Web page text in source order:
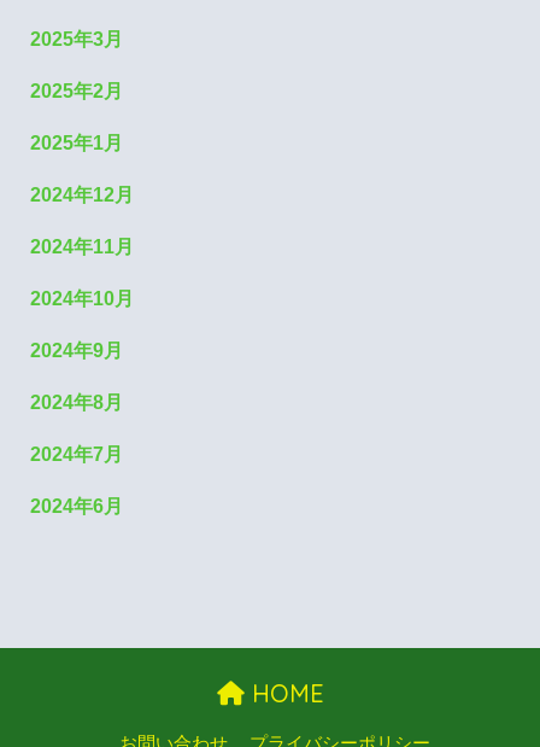
2025年3月
2025年2月
2025年1月
2024年12月
2024年11月
2024年10月
2024年9月
2024年8月
2024年7月
2024年6月
HOME